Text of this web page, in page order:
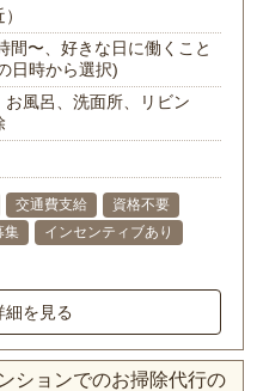
間〜、好きな日に働くこと
日時から選択)
風呂、洗面所、リビン
交通費支給
資格不要
集
インセンティブあり
細を見る
ションでのお掃除代行の